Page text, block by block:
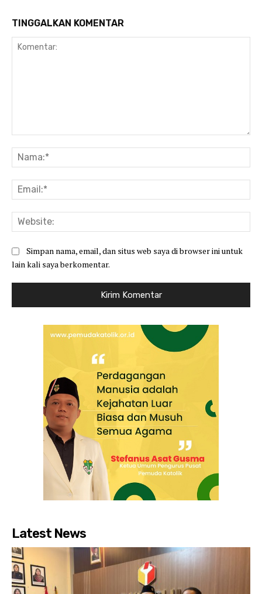
TINGGALKAN KOMENTAR
Simpan nama, email, dan situs web saya di browser ini untuk
lain kali saya berkomentar.
Latest News